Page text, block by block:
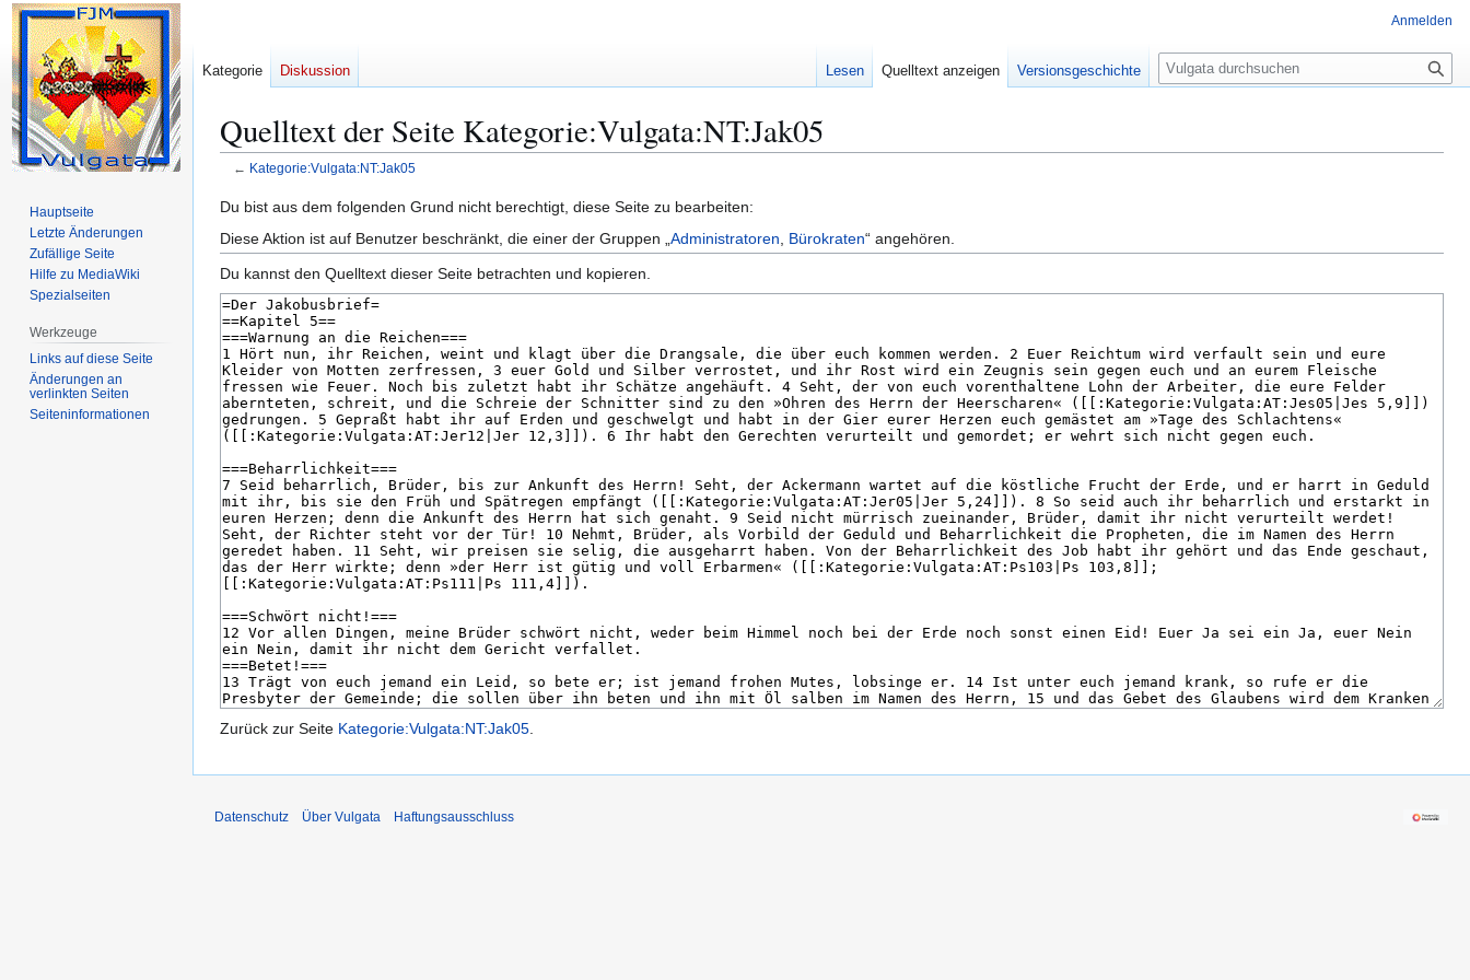
Quelltext der Seite Kategorie:Vulgata:NT:Jak05
← Kategorie:Vulgata:NT:Jak05
Zur
Navigation
springen
Zur
Suche
springen
Du bist aus dem folgenden Grund nicht berechtigt, diese Seite zu bearbeiten:
Diese Aktion ist auf Benutzer beschränkt, die einer der Gruppen „ Administratoren Bürokraten“ angehören.
Du kannst den Quelltext dieser Seite betrachten und kopieren.
Zurück zur Seite Kategorie:Vulgata:NT:Jak05
Anmelden
Kategorie Diskussion Lesen Quelltext anzeigen Versionsgeschichte
S
u
e
Hauptseite
Letzte Änderungen
Zufällige Seite
Hilfe zu MediaWiki
Spezialseiten
Werkzeuge
Links auf diese Seite
Änderungen an
verlinkten Seiten
Seiten­­informationen
Datenschutz Über Vulgata Haftungsausschluss